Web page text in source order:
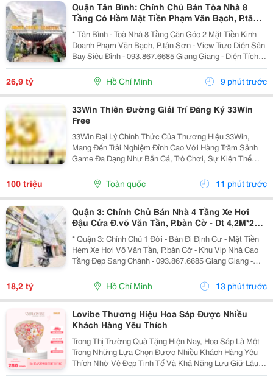
Quận Tân Bình: Chính Chủ Bán Tòa Nhà 8
Tầng Có Hầm Mặt Tiền Phạm Văn Bạch, P.tân
Sơn- View Trực Diện Ngắm Máy Bay Đỉnh- Dt
* Tân Bình - Toà Nhà 8 Tầng Căn Góc 2 Mặt Tiền Kinh
Doanh Phạm Văn Bạch, P.tân Sơn - View Trực Diện Sân
Bay Siêu Đỉnh - 093.867.6685 Giang Giang - Diện Tích:
88,4M2 - Ngang 7,5M * 21M. - Kết Cấu: 1 Hầm - 1 Lửng -
6 Tầng - Sân Thượng - Thang Máy...
26,9 tỷ Hồ Chí Minh 9 phút trước
33Win Thiên Đường Giải Trí Đăng Ký 33Win
Free
33Win Đại Lý Chính Thức Của Thương Hiệu 33Win,
Mang Đến Trải Nghiệm Đỉnh Cao Với Hàng Trăm Sảnh
Game Đa Dạng Như Bắn Cá, Trò Chơi, Sự Kiện Thể
Thao, Xổ Số, Game Bài Và Hơn Thế Nữa. Người Chơi
Còn Nhận Được Nhiều Ưu Đãi Hấp Dẫn Và Phần
Thưởng Giá Trị....
100 triệu Toàn quốc 11 phút trước
Quận 3: Chính Chủ Bán Nhà 4 Tầng Xe Hơi
Đậu Cửa Đ.võ Văn Tần, P.bàn Cờ - Dt 4,2M*22M
Sh Vuông Đẹp - Giá Chào Tốt Chỉ 18,2T-
* Quận 3: Chính Chủ 1 Đời - Bán Đi Định Cư - Mặt Tiền
Hẻm Xe Hơi Võ Văn Tần, P.bàn Cờ - Khu Vip Nhà Cao
Tầng Đẹp Sang Chảnh - 093.867.6685 Giang Giang -
Diện Tích: 82M2 - Ngang 3,8M Nở Hậu 4,2M * 22M. -
Kết Cấu: 4 Tầng - Sân Thượng - 4Pn - 5Wc. -...
18,2 tỷ Hồ Chí Minh 13 phút trước
Lovibe Thương Hiệu Hoa Sáp Được Nhiều
Khách Hàng Yêu Thích
Trong Thị Trường Quà Tặng Hiện Nay, Hoa Sáp Là Một
Trong Những Lựa Chọn Được Nhiều Khách Hàng Yêu
Thích Nhờ Vẻ Đẹp Tinh Tế Và Khả Năng Lưu Giữ Lâu
Dài. Trong Số Những Thương Hiệu Nổi Bật, Lovibe